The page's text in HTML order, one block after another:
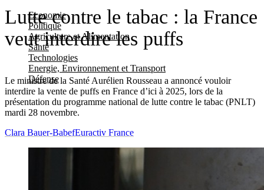
Economie
Politique
Agriculture et Alimentation
Santé
Technologies
Energie, Environnement et Transport
Défense
Lutte contre le tabac : la France
veut interdire les puffs
Le ministre de la Santé Aurélien Rousseau a annoncé vouloir
interdire la vente de puffs en France d’ici à 2025, lors de la
présentation du programme national de lutte contre le tabac (PNLT)
mardi 28 novembre.
Clara Bauer-BabefEuractiv France